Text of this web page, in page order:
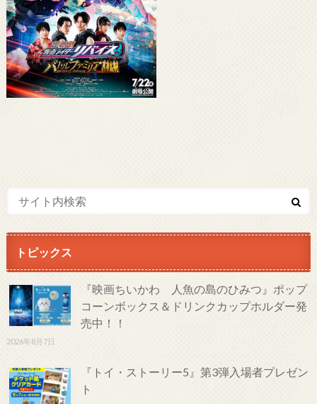
トピックス
『映画ちいかわ 人魚の島のひみつ』ポップ
コーンボックス＆ドリンクカップホルダー発
売中！！
2026年8月7日
『トイ・ストーリー5』第3弾入場者プレゼン
ト